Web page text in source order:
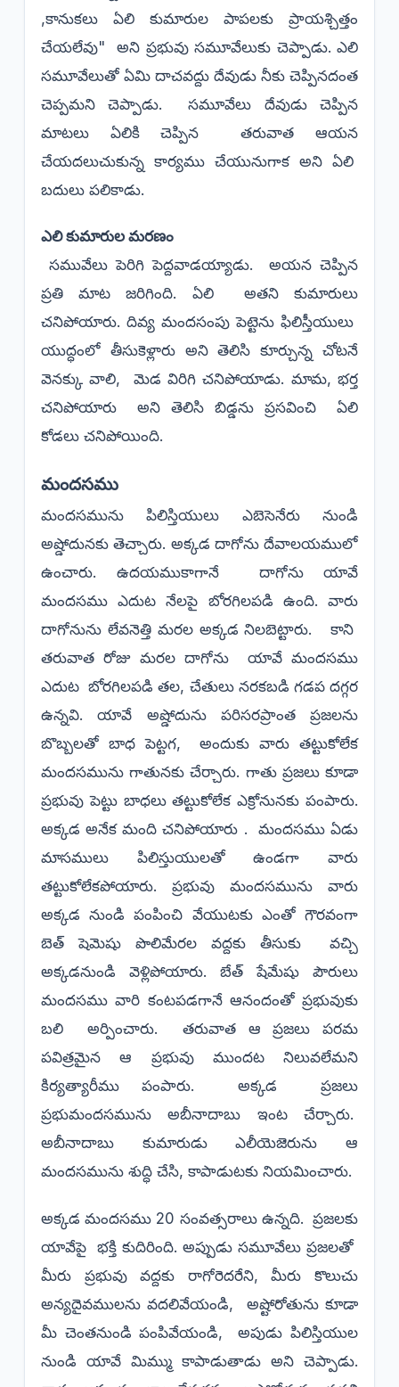
,కానుకలు ఏలి కుమారుల పాపలకు ప్రాయశ్చిత్తం
చేయలేవు" అని ప్రభువు సమూవేలుకు చెప్పాడు. ఎలి
సమూవేలుతో ఏమి దాచవద్దు దేవుడు నీకు చెప్పినదంత
చెప్పమని చెప్పాడు. సమూవేలు దేవుడు చెప్పిన
మాటలు ఏలికి చెప్పిన తరువాత ఆయన
చేయదలుచుకున్న కార్యము చేయునుగాక అని ఏలి
బదులు పలికాడు.
ఎలి కుమారుల మరణం
సమువేలు పెరిగి పెద్దవాడయ్యాడు. అయన చెప్పిన
ప్రతి మాట జరిగింది. ఏలి అతని కుమారులు
చనిపోయారు. దివ్య మందసంపు పెట్టెను ఫిలిస్తీయులు
యుద్ధంలో తీసుకెళ్లారు అని తెలిసి కూర్చున్న చోటనే
వెనక్కు వాలి, మెడ విరిగి చనిపోయాడు. మామ, భర్త
చనిపోయారు అని తెలిసి బిడ్డను ప్రసవించి ఏలి
కోడలు చనిపోయింది.
మందసము
మందసమును పిలిస్తియులు ఎబెసెనేరు నుండి
అష్డోదునకు తెచ్చారు. అక్కడ దాగోను దేవాలయములో
ఉంచారు. ఉదయముకాగానే దాగోను యావే
మందసము ఎదుట నేలపై బోరగిలపడి ఉంది. వారు
దాగోనును లేవనెత్తి మరల అక్కడ నిలబెట్టారు. కాని
తరువాత రోజు మరల దాగోను యావే మందసము
ఎదుట బోరగిలపడి తల, చేతులు నరకబడి గడప దగ్గర
ఉన్నవి. యావే అష్డోదును పరిసరప్రాంత ప్రజలను
బొబ్బలతో బాధ పెట్టగ, అందుకు వారు తట్టుకోలేక
మందసమును గాతునకు చేర్చారు. గాతు ప్రజలు కూడా
ప్రభువు పెట్టు బాధలు తట్టుకోలేక ఎక్రోనునకు పంపారు.
అక్కడ అనేక మంది చనిపోయారు . మందసము ఏడు
మాసములు పిలిస్తుయులతో ఉండగా వారు
తట్టుకోలేకపోయారు. ప్రభువు మందసమును వారు
అక్కడ నుండి పంపించి వేయుటకు ఎంతో గౌరవంగా
బెత్ షెమెషు పొలిమేరల వద్దకు తీసుకు వచ్చి
అక్కడనుండి వెళ్లిపోయారు. బేత్ షేమేషు పౌరులు
మందసము వారి కంటపడగానే ఆనందంతో ప్రభువుకు
బలి అర్పించారు. తరువాత ఆ ప్రజలు పరమ
పవిత్రమైన ఆ ప్రభువు ముందట నిలువలేమని
కిర్యత్యారీము పంపారు. అక్కడ ప్రజలు
ప్రభుమందసమును అబీనాదాబు ఇంట చేర్చారు.
అబీనాదాబు కుమారుడు ఎలీయెజెరును ఆ
మందసమును శుద్ధి చేసి, కాపాడుటకు నియమించారు.
అక్కడ మందసము 20 సంవత్సరాలు ఉన్నది. ప్రజలకు
యావేపై భక్తి కుదిరింది. అప్పుడు సమూవేలు ప్రజలతో
మీరు ప్రభువు వద్దకు రాగోరెదరేని, మీరు కొలుచు
అన్యదైవములను వదలివేయండి, అష్టోరోతును కూడా
మీ చెంతనుండి పంపివేయండి, అపుడు పిలిస్తియుల
నుండి యావే మిమ్ము కాపాడుతాడు అని చెప్పాడు.